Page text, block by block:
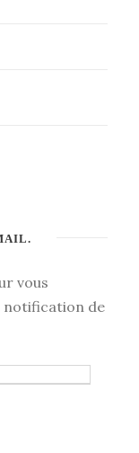
vous
notification de